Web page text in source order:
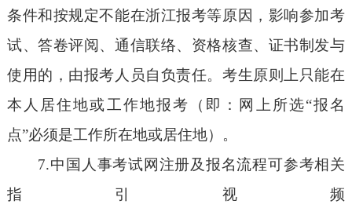
条件和按规定不能在浙江报考等原因，影响参加考
试、答卷评阅、通信联络、资格核查、证书制发与
使用的，由报考人员自负责任。考生原则上只能在
本人居住地或工作地报考（即：网上所选“报名
点”必须是工作所在地或居住地）。
7.中国人事考试网注册及报名流程可参考相关
指引视频